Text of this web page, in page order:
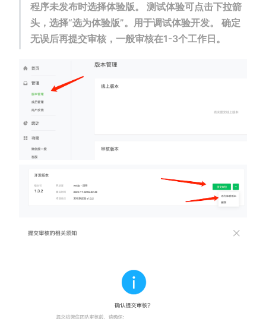
程序未发布时选择体验版。 测试体验可点击下拉箭
头，选择“选为体验版”。用于调试体验开发。 确定
无误后再提交审核，一般审核在1-3个工作日。